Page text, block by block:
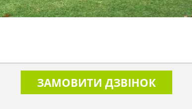
ЗАМОВИТИ ДЗВІНОК